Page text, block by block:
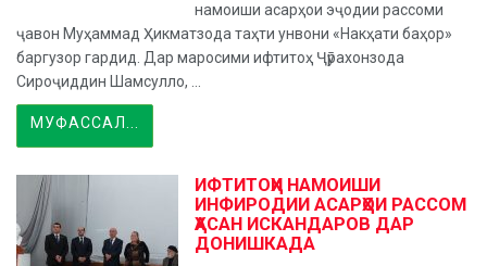
намоиши асарҳои эҷодии рассоми
ҷавон Муҳаммад Ҳикматзода таҳти унвони «Накҳати баҳор»
баргузор гардид. Дар маросими ифтитоҳ Ҷӯрахонзода
Сироҷиддин Шамсулло, ...
МУФАССАЛ...
ИФТИТОҲИ НАМОИШИ
ИНФИРОДИИ АСАРҲОИ РАССОМ
ҲАСАН ИСКАНДАРОВ ДАР
ДОНИШКАДА